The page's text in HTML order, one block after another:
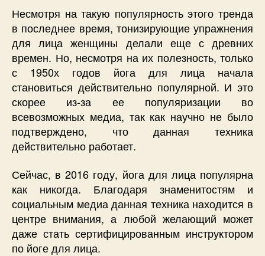
Несмотря на такую популярность этого тренда
в последнее время, тонизирующие упражнения
для лица женщины делали еще с древних
времен. Но, несмотря на их полезность, только
с 1950х годов йога для лица начала
становиться действительно популярной. И это
скорее из-за ее популяризации во
всевозможных медиа, так как научно не было
подтверждено, что данная техника
действительно работает.
Сейчас, в 2016 году, йога для лица популярна
как никогда. Благодаря знаменитостям и
социальным медиа данная техника находится в
центре внимания, а любой желающий может
даже стать сертифицированным инструктором
по йоге для лица.